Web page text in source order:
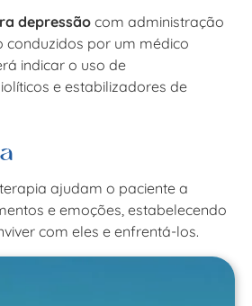
depressãocom administração
conduzidos por um médico
indicar o uso de
e estabilizadores de
ajudam o paciente a
e emoções, estabelecendo
com eles e enfrentá-los.